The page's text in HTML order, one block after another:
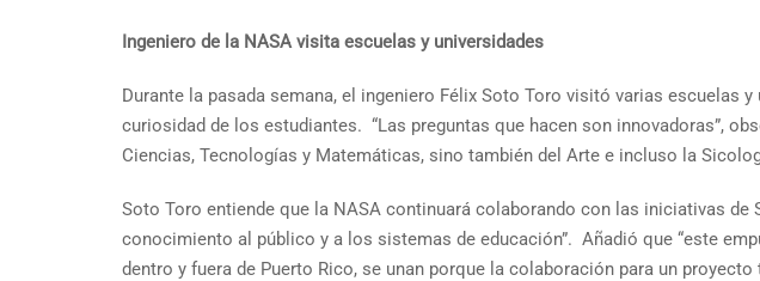
Ingeniero de la NASA visita escuelas y universidades
Durante la pasada semana, el ingeniero Félix Soto Toro visitó varias escuelas
curiosidad de los estudiantes. “Las preguntas que hacen son innovadoras”,
Ciencias, Tecnologías y Matemáticas, sino también del Arte e incluso la
Soto Toro entiende que la NASA continuará colaborando con las iniciativas de
conocimiento al público y a los sistemas de educación”. Añadió que “este
dentro y fuera de Puerto Rico, se unan porque la colaboración para un